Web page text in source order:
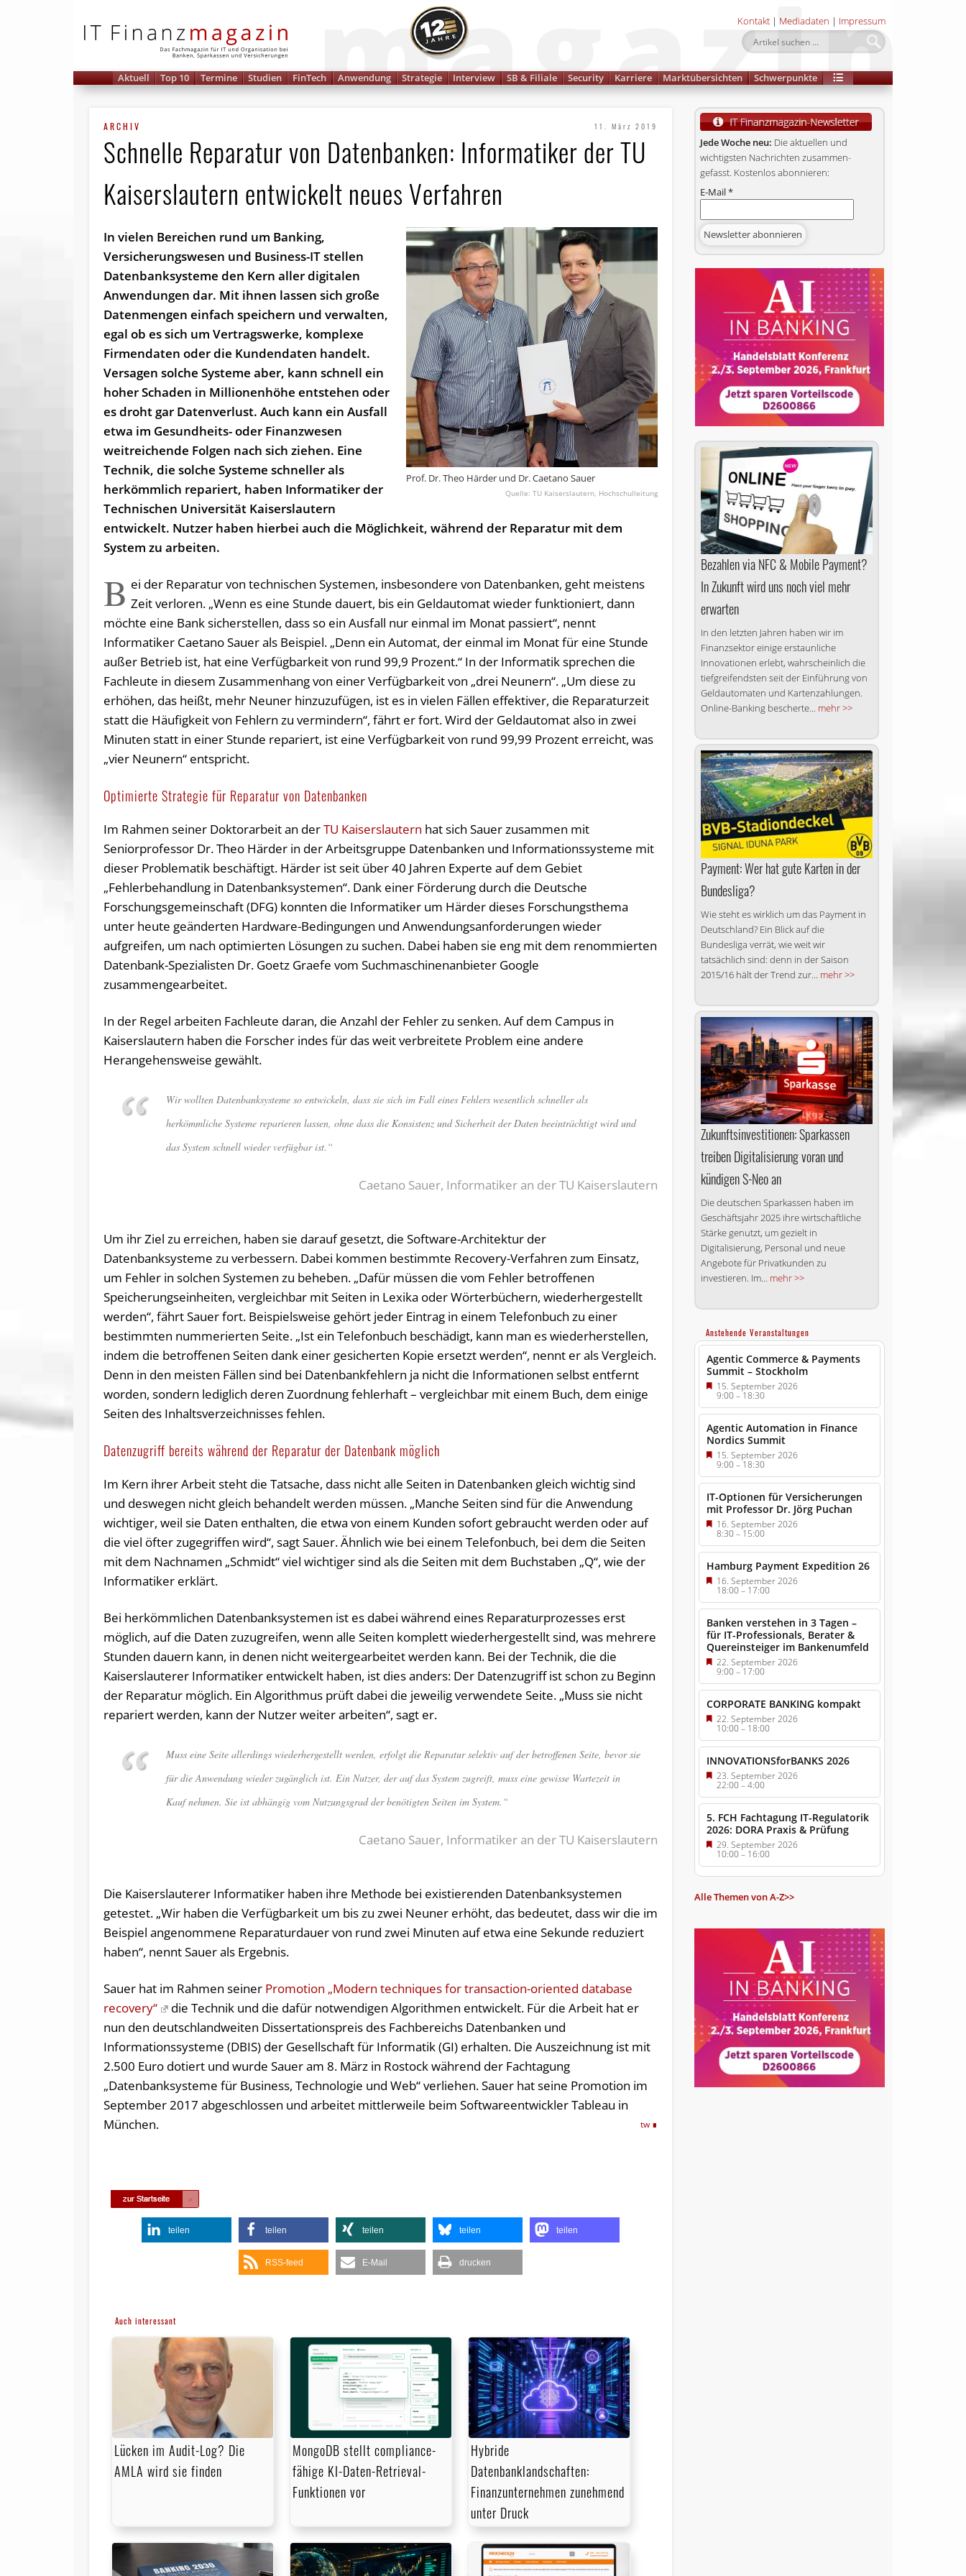
Kontakt | Mediadaten | Impressum
Aktuell Top 10 Termine Studien FinTech Anwendung Strategie Interview SB & Filiale Security Karriere Marktübersichten Schwerpunkte
ARCHIV 11. März 2019
Schnelle Reparatur von Datenbanken: Informatiker der TU
Kaiserslautern entwickelt neues Verfahren
Prof. Dr. Theo Härder und Dr. Caetano Sauer
TU Kaiserslautern, Hochschulleitung
In vielen Bereichen rund um Banking,
Versicherungswesen und Business-IT stellen
Datenbanksysteme den Kern aller digitalen
Anwendungen dar. Mit ihnen lassen sich große
Datenmengen einfach speichern und verwalten,
egal ob es sich um Vertragswerke, komplexe
Firmendaten oder die Kundendaten handelt.
Versagen solche Systeme aber, kann schnell ein
hoher Schaden in Millionenhöhe entstehen oder
es droht gar Datenverlust. Auch kann ein Ausfall
etwa im Gesundheits- oder Finanzwesen
weitreichende Folgen nach sich ziehen. Eine
Technik, die solche Systeme schneller als
herkömmlich repariert, haben Informatiker der
Technischen Universität Kaiserslautern
entwickelt. Nutzer haben hierbei auch die Möglichkeit, während der Reparatur mit dem
System zu arbeiten.
B ei der Reparatur von technischen Systemen, insbesondere von Datenbanken, geht meistens
Zeit verloren. „Wenn es eine Stunde dauert, bis ein Geldautomat wieder funktioniert, dann
möchte eine Bank sicherstellen, dass so ein Ausfall nur einmal im Monat passiert“, nennt
Informatiker Caetano Sauer als Beispiel. „Denn ein Automat, der einmal im Monat für eine Stunde
außer Betrieb ist, hat eine Verfügbarkeit von rund 99,9 Prozent.“ In der Informatik sprechen die
Fachleute in diesem Zusammenhang von einer Verfügbarkeit von „drei Neunern“. „Um diese zu
erhöhen, das heißt, mehr Neuner hinzuzufügen, ist es in vielen Fällen effektiver, die Reparaturzeit
statt die Häufigkeit von Fehlern zu vermindern“, fährt er fort. Wird der Geldautomat also in zwei
Minuten statt in einer Stunde repariert, ist eine Verfügbarkeit von rund 99,99 Prozent erreicht, was
„vier Neunern“ entspricht.
Optimierte Strategie für Reparatur von Datenbanken
Im Rahmen seiner Doktorarbeit an derTU Kaiserslautern hat sich Sauer zusammen mit
Seniorprofessor Dr. Theo Härder in der Arbeitsgruppe Datenbanken und Informationssysteme mit
dieser Problematik beschäftigt. Härder ist seit über 40 Jahren Experte auf dem Gebiet
„Fehlerbehandlung in Datenbanksystemen“. Dank einer Förderung durch die Deutsche
Forschungsgemeinschaft (DFG) konnten die Informatiker um Härder dieses Forschungsthema
unter heute geänderten Hardware-Bedingungen und Anwendungsanforderungen wieder
aufgreifen, um nach optimierten Lösungen zu suchen. Dabei haben sie eng mit dem renommierten
Datenbank-Spezialisten Dr. Goetz Graefe vom Suchmaschinenanbieter Google
zusammengearbeitet.
In der Regel arbeiten Fachleute daran, die Anzahl der Fehler zu senken. Auf dem Campus in
Kaiserslautern haben die Forscher indes für das weit verbreitete Problem eine andere
Herangehensweise gewählt.
Wir wollten Datenbanksysteme so entwickeln, dass sie sich im Fall eines Fehlers wesentlich schneller als
herkömmliche Systeme reparieren lassen, ohne dass die Konsistenz und Sicherheit der Daten beeinträchtigt wird und
das System schnell wieder verfügbar ist.“
Caetano Sauer, Informatiker an der TU Kaiserslautern
Um ihr Ziel zu erreichen, haben sie darauf gesetzt, die Software-Architektur der
Datenbanksysteme zu verbessern. Dabei kommen bestimmte Recovery-Verfahren zum Einsatz,
um Fehler in solchen Systemen zu beheben. „Dafür müssen die vom Fehler betroffenen
Speicherungseinheiten, vergleichbar mit Seiten in Lexika oder Wörterbüchern, wiederhergestellt
werden“, fährt Sauer fort. Beispielsweise gehört jeder Eintrag in einem Telefonbuch zu einer
bestimmten nummerierten Seite. „Ist ein Telefonbuch beschädigt, kann man es wiederherstellen,
indem die betroffenen Seiten dank einer gesicherten Kopie ersetzt werden“, nennt er als Vergleich.
Denn in den meisten Fällen sind bei Datenbankfehlern ja nicht die Informationen selbst entfernt
worden, sondern lediglich deren Zuordnung fehlerhaft – vergleichbar mit einem Buch, dem einige
Seiten des Inhaltsverzeichnisses fehlen.
Datenzugriff bereits während der Reparatur der Datenbank möglich
Im Kern ihrer Arbeit steht die Tatsache, dass nicht alle Seiten in Datenbanken gleich wichtig sind
und deswegen nicht gleich behandelt werden müssen. „Manche Seiten sind für die Anwendung
wichtiger, weil sie Daten enthalten, die etwa von einem Kunden sofort gebraucht werden oder auf
die viel öfter zugegriffen wird“, sagt Sauer. Ähnlich wie bei einem Telefonbuch, bei dem die Seiten
mit dem Nachnamen „Schmidt“ viel wichtiger sind als die Seiten mit dem Buchstaben „Q“, wie der
Informatiker erklärt.
Bei herkömmlichen Datenbanksystemen ist es dabei während eines Reparaturprozesses erst
möglich, auf die Daten zuzugreifen, wenn alle Seiten komplett wiederhergestellt sind, was mehrere
Stunden dauern kann, in denen nicht weitergearbeitet werden kann. Bei der Technik, die die
Kaiserslauterer Informatiker entwickelt haben, ist dies anders: Der Datenzugriff ist schon zu Beginn
der Reparatur möglich. Ein Algorithmus prüft dabei die jeweilig verwendete Seite. „Muss sie nicht
repariert werden, kann der Nutzer weiter arbeiten“, sagt er.
Muss eine Seite allerdings wiederhergestellt werden, erfolgt die Reparatur selektiv auf der betroffenen Seite, bevor sie
für die Anwendung wieder zugänglich ist. Ein Nutzer, der auf das System zugreift, muss eine gewisse Wartezeit in
Kauf nehmen. Sie ist abhängig vom Nutzungsgrad der benötigten Seiten im System.“
Caetano Sauer, Informatiker an der TU Kaiserslautern
Die Kaiserslauterer Informatiker haben ihre Methode bei existierenden Datenbanksystemen
getestet. „Wir haben die Verfügbarkeit um bis zu zwei Neuner erhöht, das bedeutet, dass wir die im
Beispiel angenommene Reparaturdauer von rund zwei Minuten auf etwa eine Sekunde reduziert
haben“, nennt Sauer als Ergebnis.
Sauer hat im Rahmen seiner Promotion „Modern techniques for transaction-oriented database
recovery“
die Technik und die dafür notwendigen Algorithmen entwickelt. Für die Arbeit hat er
nun den deutschlandweiten Dissertationspreis des Fachbereichs Datenbanken und
Informationssysteme (DBIS) der Gesellschaft für Informatik (GI) erhalten. Die Auszeichnung ist mit
2.500 Euro dotiert und wurde Sauer am 8. März in Rostock während der Fachtagung
„Datenbanksysteme für Business, Technologie und Web“ verliehen. Sauer hat seine Promotion im
September 2017 abgeschlossen und arbeitet mittlerweile beim Softwareentwickler Tableau in
München.
tw
teilen teilen teilen teilen teilen
RSS-feed E-Mail drucken
Auch interessant
Lücken im Audit-Log? Die
AMLA wird sie finden
MongoDB stellt compliance-
fähige KI-Daten-Retrieval-
Funktionen vor
Hybride
Datenbanklandschaften:
Finanzunternehmen zunehmend
unter Druck
Jede Woche neu: Die aktuellen und
wichtigsten Nachrichten zusammen­
gefasst. Kostenlos abonnieren:
E-Mail*
Bezahlen via NFC & Mobile Payment?
In Zukunft wird uns noch viel mehr
erwarten
In den letzten Jahren haben wir im
Finanzsektor einige erstaunliche
Innovationen erlebt, wahrscheinlich die
tiefgreifendsten seit der Einführung von
Geldautomaten und Kartenzahlungen.
Online-Banking bescherte... mehr >>
Payment: Wer hat gute Karten in der
Bundesliga?
Wie steht es wirk­lich um das Payment in
Deutsch­land? Ein Blick auf die
Bundesliga verrät, wie weit wir
tatsächlich sind: denn in der Saison
2015/16 hält der Trend zur... mehr >>
Zukunftsinvestitionen: Sparkassen
treiben Digitalisierung voran und
kündigen S-Neo an
Die deutschen Sparkassen haben im
Geschäftsjahr 2025 ihre wirtschaftliche
Stärke genutzt, um gezielt in
Digitalisierung, Personal und neue
Angebote für Privatkunden zu
investieren. Im... mehr >>
Anstehende Veranstaltungen
Agentic Commerce & Payments
Summit – Stockholm
15. September 2026
9:00–18:30
Agentic Automation in Finance
Nordics Summit
15. September 2026
9:00–18:30
IT-Optionen für Versicherungen
mit Professor Dr. Jörg Puchan
16. September 2026
8:30–15:00
Hamburg Payment Expedition 26
16. September 2026
18:00– 17:00
Banken verstehen in 3 Tagen –
für IT-Professionals, Berater &
Quereinsteiger im Bankenumfeld
22. September 2026
9:00–17:00
CORPORATE BANKING kompakt
22. September 2026
10:00– 18:00
INNOVATIONSforBANKS 2026
23. September 2026
22:00–4:00
5. FCH Fachtagung IT-Regulatorik
2026: DORA Praxis & Prüfung
29. September 2026
10:00– 16:00
Alle Themen von A-Z>>